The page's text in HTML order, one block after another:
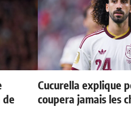
Cucurella explique
coupera jamais les